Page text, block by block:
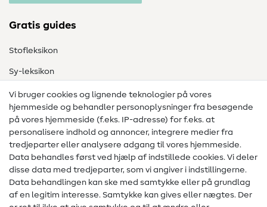
Gratis guides
Stofleksikon
Sy-leksikon
Syvejledninger
Hjælp & kontakt
Kontakt
Information om ændring af operatør
FAQ
Fortrydelsesret
Vi bruger cookies og lignende teknologier på vores
hjemmeside og behandler personoplysninger fra besøgende
på vores hjemmeside (f.eks. IP-adresse) for f.eks. at
personalisere indhold og annoncer, integrere medier fra
tredjeparter eller analysere adgang til vores hjemmeside.
Data behandles først ved hjælp af indstillede cookies. Vi deler
disse data med tredjeparter, som vi angiver i indstillingerne.
Data behandlingen kan ske med samtykke eller på grundlag
af en legitim interesse. Samtykke kan gives eller nægtes. Der